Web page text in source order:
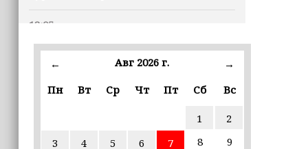
18:05
мечту мальчика, пережившего ужасы
войны в Палестине
17:00
Математику, биологию, химию и
физику начнут изучать через призму
их применения в жизни
← Авг 2026 г.
→
Пн
Вт Ср Чт Пт Сб Вс
1
2
3
4 5 6 7 8
9